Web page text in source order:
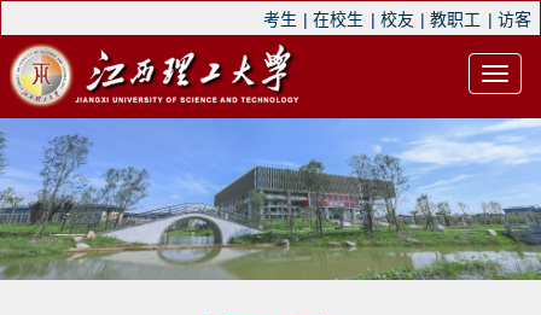
考生 | 在校生 | 校友 | 教职工 | 访客